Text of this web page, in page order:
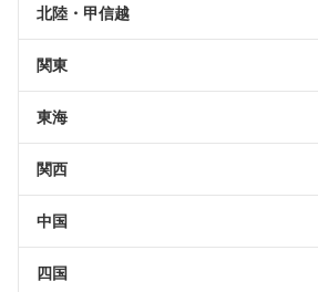
北陸・甲信越
関東
東海
関西
中国
四国